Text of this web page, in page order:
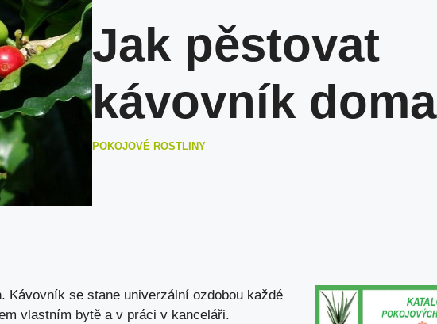
Jak pěstovat
kávovník doma
POKOJOVÉ ROSTLINY
se stane univerzální ozdobou každé
vlastním bytě a v práci v kanceláři.